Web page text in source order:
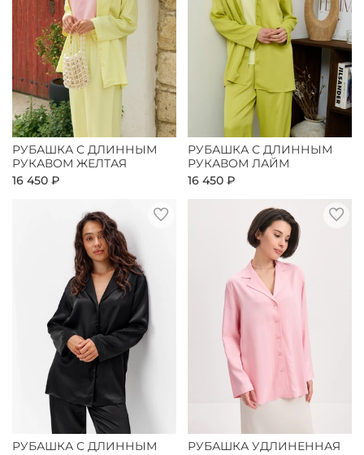
РУБАШКА С ДЛИННЫМ
РУКАВОМ ЖЕЛТАЯ
16 450 ₽
РУБАШКА С ДЛИННЫМ
РУКАВОМ ЛАЙМ
16 450 ₽
РУБАШКА С ДЛИННЫМ
РУБАШКА УДЛИНЕННАЯ